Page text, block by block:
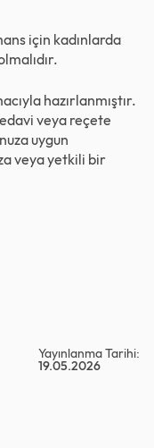
için kadınlarda
hazırlanmıştır.
veya reçete
uygun
veya yetkili bir
Yayınlanma Tarihi:
19.05.2026